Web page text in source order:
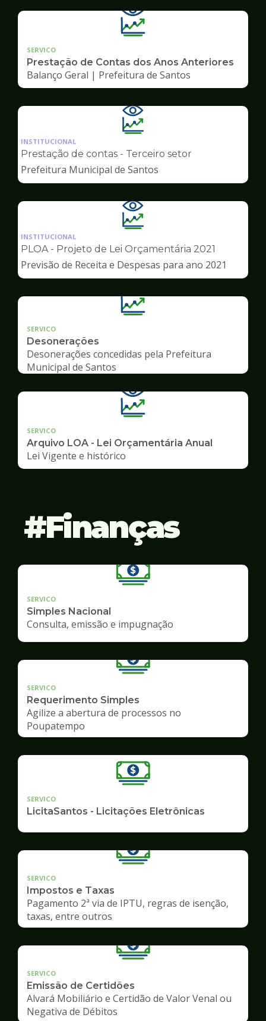
SERVICO
Prestação de Contas dos Anos Anteriores
Balanço Geral | Prefeitura de Santos
Ilustração
da
pagina
de
Transparência
INSTITUCIONAL
Prestação de contas - Terceiro setor
Prefeitura Municipal de Santos
Ilustração
da
pagina
Transparência
INSTITUCIONAL
PLOA - Projeto de Lei Orçamentária 2021
Previsão de Receita e Despesas para ano 2021
SERVICO
Desonerações
Desonerações concedidas pela Prefeitura
Municipal de Santos
SERVICO
Arquivo LOA - Lei Orçamentária Anual
Lei Vigente e histórico
Finanças
SERVICO
Simples Nacional
Consulta, emissão e impugnação
SERVICO
Requerimento Simples
Agilize a abertura de processos no
Poupatempo
SERVICO
LicitaSantos - Licitações Eletrônicas
SERVICO
Impostos e Taxas
Pagamento 2ª via de IPTU, regras de isenção,
taxas, entre outros
SERVICO
Emissão de Certidões
Alvará Mobiliário e Certidão de Valor Venal ou
Negativa de Débitos